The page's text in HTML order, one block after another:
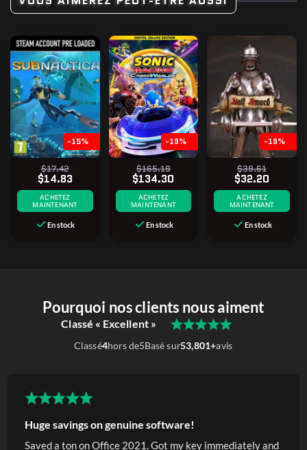
-15%
$17.42
$14.83
ACHETEZ
MAINTENANT
En stock
-19%
$165.19
$134.30
ACHETEZ
MAINTENANT
En stock
-19%
$39.61
$32.20
ACHETEZ
MAINTENANT
En stock
Pourquoi nos clients nous aiment
Classé « Excellent »
Classé4hors de5Basé sur53,801+avis
Huge savings on genuine software!
Saved a ton on Office 2021. Got my key immediately and